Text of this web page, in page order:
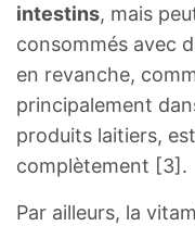
intestins, mais
consommés avec
en revanche,
principalement
produits laitiers,
complètement [3].
Par ailleurs, la